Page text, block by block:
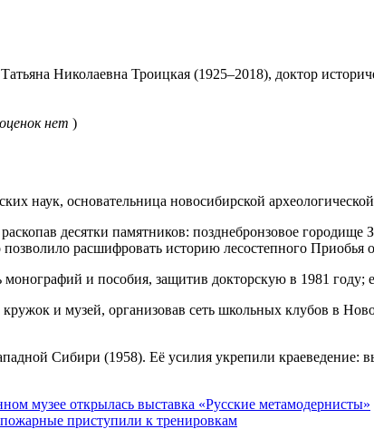
Николаевна Троицкая (1925–2018), доктор
нет )
наук, основательница новосибирской
десятки памятников: позднебронзовое
расшифровать историю лесостепного Приобья
и пособия, защитив докторскую в 1981 году;
и музей, организовав сеть школьных клубов в
Сибири (1958). Её усилия укрепили краеведение:
музее открылась выставка «Русские метамодернисты»
приступили к тренировкам